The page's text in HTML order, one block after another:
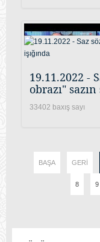
19.11.2022 -
obrazı"
33402 baxış sayı
BAŞA GERI
8 9